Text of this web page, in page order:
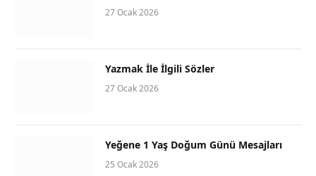
27 Ocak 2026
Yazmak İle İlgili Sözler
27 Ocak 2026
Yeğene 1 Yaş Doğum Günü Mesajları
25 Ocak 2026